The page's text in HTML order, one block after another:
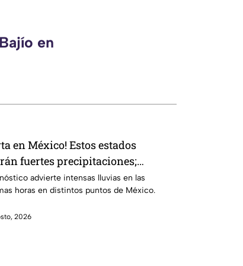
en
en México! Estos estados
fuertes precipitaciones;
a Guanajuato?
advierte intensas lluvias en las
horas en distintos puntos de México.
2026